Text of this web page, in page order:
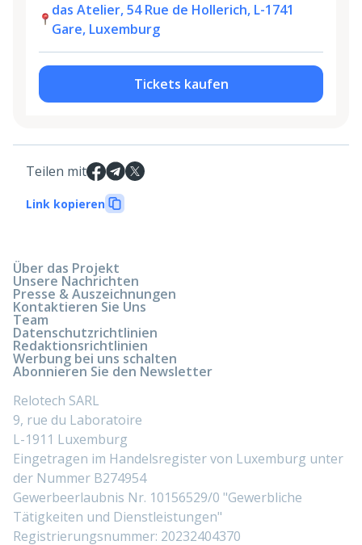
das Atelier, 54 Rue de Hollerich, L-1741
Gare, Luxemburg
Tickets kaufen
Teilen mit
Link kopieren
Über das Projekt
Unsere Nachrichten
Presse & Auszeichnungen
Kontaktieren Sie Uns
Team
Datenschutzrichtlinien
Redaktionsrichtlinien
Werbung bei uns schalten
Abonnieren Sie den Newsletter
Relotech SARL
9, rue du Laboratoire
L-1911 Luxemburg
Eingetragen im Handelsregister von Luxemburg unter
der Nummer B274954
Gewerbeerlaubnis Nr. 10156529/0 "Gewerbliche
Tätigkeiten und Dienstleistungen"
Registrierungsnummer: 20232404370